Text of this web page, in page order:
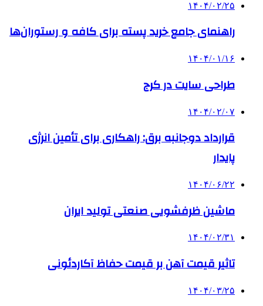
۱۴۰۴/۰۲/۲۵
راهنمای جامع خرید پسته برای کافه و رستوران‌ها
۱۴۰۴/۰۱/۱۶
طراحی سایت در کرج
۱۴۰۴/۰۲/۰۷
قرارداد دوجانبه برق: راهکاری برای تأمین انرژی
پایدار
۱۴۰۴/۰۶/۲۲
ماشین ظرفشویی صنعتی تولید ایران
۱۴۰۴/۰۲/۳۱
تاثیر قیمت آهن بر قیمت حفاظ آکاردئونی
۱۴۰۴/۰۳/۲۵